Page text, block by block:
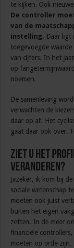
te kijken. Ook
De controller
van de
instelling. Daar ligt
toegevoegde
van cijfers. In het
op
noemen.
De samenleving
verwachten de
daar op af. Het
gaat daar ook over.
Ziet u het
veranderen?
Jazeker, ik kom bij
sociale wetenschap
moeten ook juist
buiten het eigen
zetten. In de meer
financiële
moeten op orde zijn.